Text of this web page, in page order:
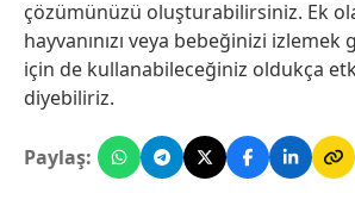
çözümünüzü oluşturabilirsiniz. Ek
hayvanınızı veya bebeğinizi
için de kullanabileceğiniz oldukça
diyebiliriz.
Paylaş: